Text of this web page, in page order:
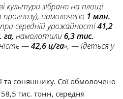
культури зібрано на площі
прогнозу), намолочено 1 млн.
при середній урожайності41,2
га, намолотили 6,3 тис.
—42,6 ц/га», — ідеться у
та соняшнику. Сої обмолочено
тис. тонн, середня